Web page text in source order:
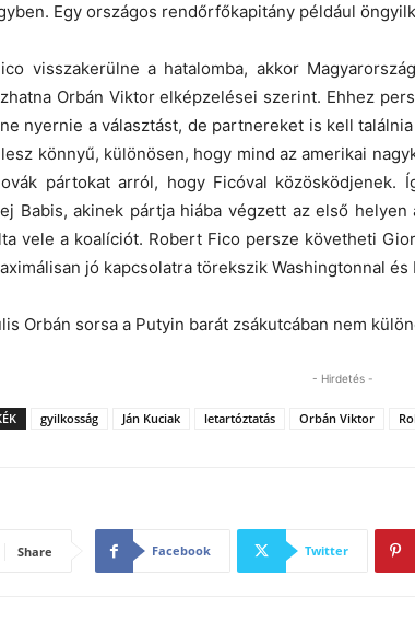
Egy országos rendőrfőkapitány például
visszakerülne a hatalomba, akkor
Orbán Viktor elképzelései szerint. Ehhez
nyernie a választást, de partnereket is kell
könnyű, különösen, hogy mind az amerikai
pártokat arról, hogy Ficóval közösködjenek.
Babis, akinek pártja hiába végzett az első
vele a koalíciót. Robert Fico persze követheti
jó kapcsolatra törekszik Washingtonnal és
Orbán sorsa a Putyin barát zsákutcában nem
- Hirdetés -
gyilkosság Ján Kuciak letartóztatás Orbán Viktor
Share Facebook Twitter